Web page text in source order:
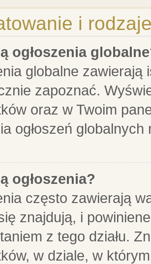
i
ogłoszenia
globalne
zapoznać.
oraz w Twoim
ogłoszeń
ogłoszenia?
często zawierają
znajdują, i
z tego działu.
w dziale, w